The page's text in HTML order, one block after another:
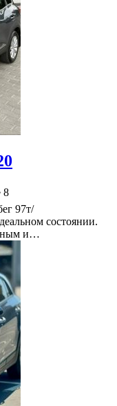
8
97т/
состоянии.
и…